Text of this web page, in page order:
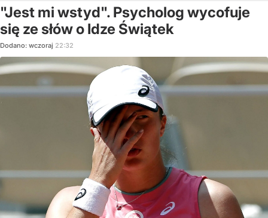
"Jest mi wstyd". Psycholog wycofuje
się ze słów o Idze Świątek
Dodano: wczoraj 22:32